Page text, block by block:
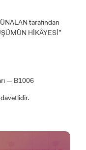
tarafından
HİKÂYESİ”
— B1006